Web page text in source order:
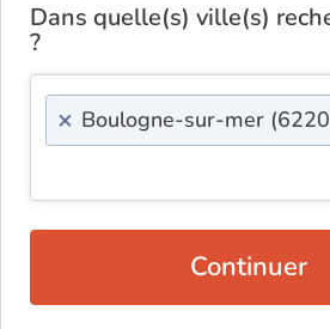
Dans quelle(s) ville(s)
?
× Boulogne-sur-mer
Continuer